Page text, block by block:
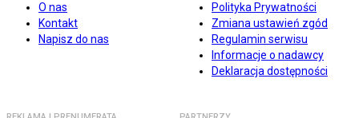
O nas
Kontakt
Napisz do nas
Polityka Prywatności
Zmiana ustawień zgód
Regulamin serwisu
Informacje o nadawcy
Deklaracja dostępności